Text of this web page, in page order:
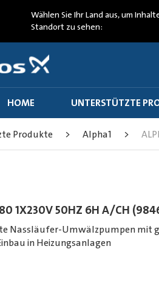
Wählen Sie Ihr Land aus, um
Standort zu sehen:
HOME UNTERSTÜTZTE
Produkte > Alpha1 >
1X230V 50HZ 6H A/CH
Nassläufer-Umwälzpumpen mit
in Heizungsanlagen